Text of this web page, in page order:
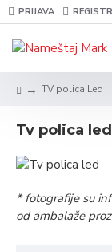
PRIJAVA
TV polica Led
Tv polica led
* fotografije su
od ambalaže